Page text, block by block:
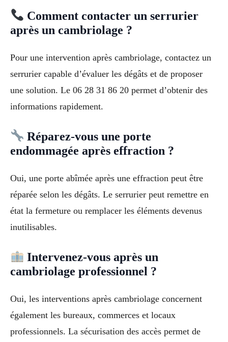
Comment contacter un serrurier
après un cambriolage ?
Pour une intervention après cambriolage, contactez un
serrurier capable d’évaluer les dégâts et de proposer
une solution. Le 06 28 31 86 20 permet d’obtenir des
informations rapidement.
Réparez-vous une porte
endommagée après effraction ?
Oui, une porte abîmée après une effraction peut être
réparée selon les dégâts. Le serrurier peut remettre en
état la fermeture ou remplacer les éléments devenus
inutilisables.
Intervenez-vous après un
cambriolage professionnel ?
Oui, les interventions après cambriolage concernent
également les bureaux, commerces et locaux
professionnels. La sécurisation des accès permet de